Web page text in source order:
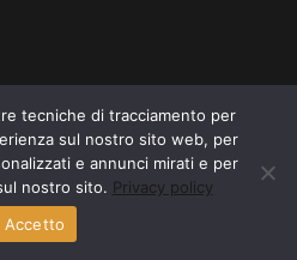
tecniche di tracciamento per
sul nostro sito web, per
e annunci mirati e per
nostro sito. Privacy policy
Accetto